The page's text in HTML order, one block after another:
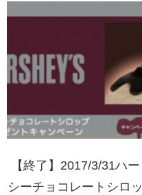
めて当たる！
【終了】2017/3/31ハー
シーチョコレートシロッ